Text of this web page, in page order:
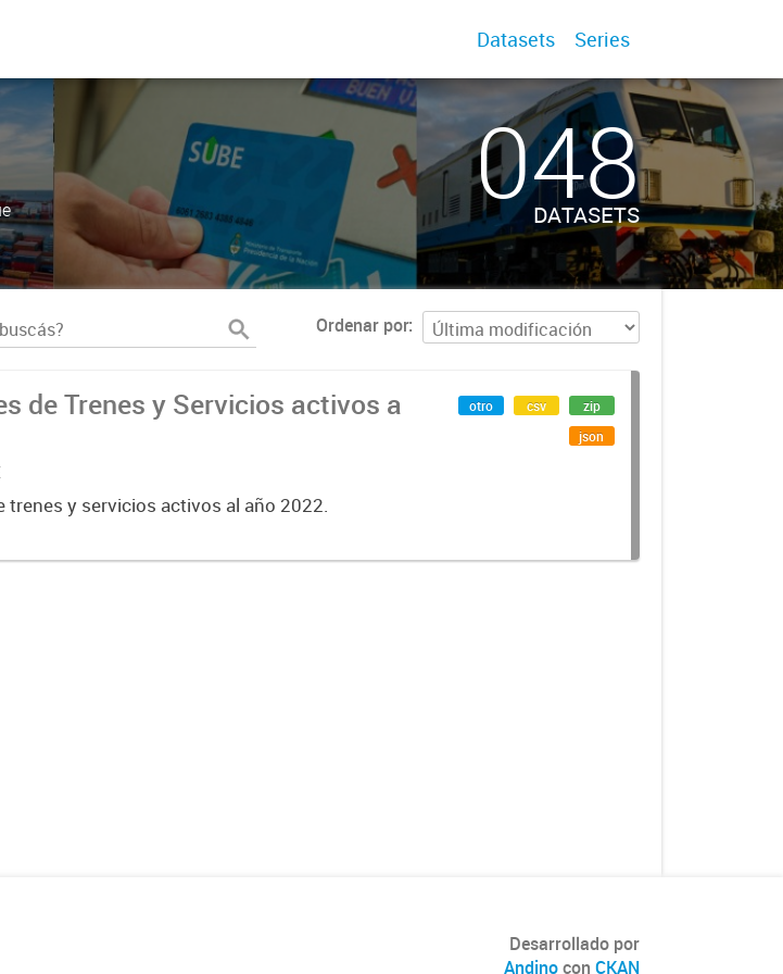
Datasets Series
048
DATASETS
Ordenar por
de Trenes y Servicios activos a
trenes y servicios activos al año 2022.
otro csv
zip
json
Desarrollado por
Andinocon CKAN